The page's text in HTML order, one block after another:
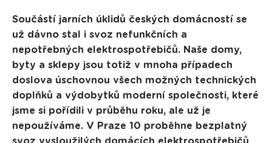
Součástí jarních úklidů českých domácností se
už dávno stal i svoz nefunkčních a
nepotřebných elektrospotřebičů. Naše domy,
byty a sklepy jsou totiž v mnoha případech
doslova úschovnou všech možných technických
doplňků a výdobytků moderní společnosti, které
jsme si pořídili v průběhu roku, ale už je
nepoužíváme. V Praze 10 proběhne bezplatný